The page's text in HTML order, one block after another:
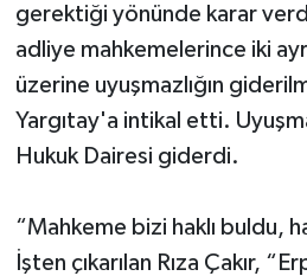
gerektiği yönünde karar
adliye mahkemelerince iki
üzerine uyuşmazlığın
Yargıtay'a intikal etti.
Hukuk Dairesi giderdi.
“Mahkeme bizi haklı buldu,
İşten çıkarılan Rıza Çakır,